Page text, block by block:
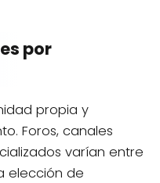
por
propia y
Foros, canales
varían entre
elección de